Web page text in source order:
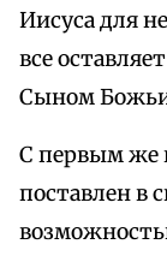
Иисуса для
все
Сыном
С первым же
поставлен в